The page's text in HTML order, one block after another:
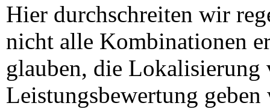
Hier durchschreiten wir
nicht alle Kombinationen
glauben, die
Leistungsbewertung